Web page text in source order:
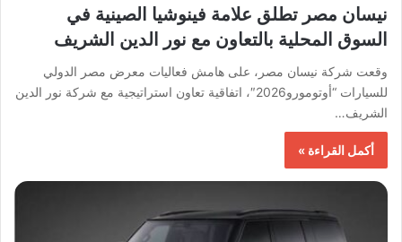
نيسان مصر تطلق علامة فينوشيا الصينية في
السوق المحلية بالتعاون مع نور الدين الشريف
وقعت شركة نيسان مصر، على هامش فعاليات معرض مصر الدولي
للسيارات “أوتومورو2026″، اتفاقية تعاون استراتيجية مع شركة نور الدين
الشريف…
أكمل القراءة »